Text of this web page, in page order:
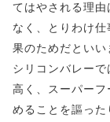
てはやされる理
なく、とりわけ
果のためだといい
シリコンバレー
高く、スーパー
めることを謳っ